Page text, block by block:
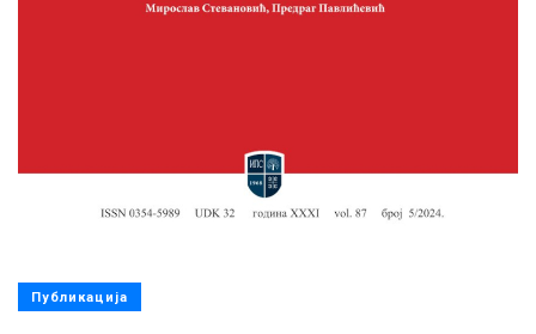
Публикација